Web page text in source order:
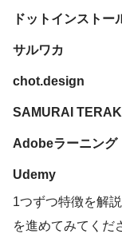
ドットインストー
サルワカ
chot.design
SAMURAI
Adobeラーニング
Udemy
1つずつ特徴を解
を進めてみてくだ